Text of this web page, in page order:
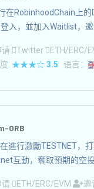
在RobinhoodChain上
入，並加入Waitlist，
请 Twitter ETH/ERC/
: ★★★☆3.5 语言：
ORB
進行激勵TESTNET，
互動，奪取預期的空
请 ETH/ERC/EVM 邀